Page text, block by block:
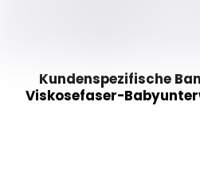
Kundenspezifische
Viskosefaser-